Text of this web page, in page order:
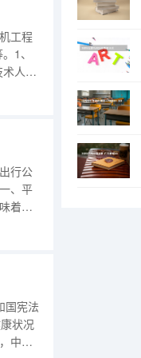
工程
1、
人才
，
行公
、平
着该
国宪法
状况
中华